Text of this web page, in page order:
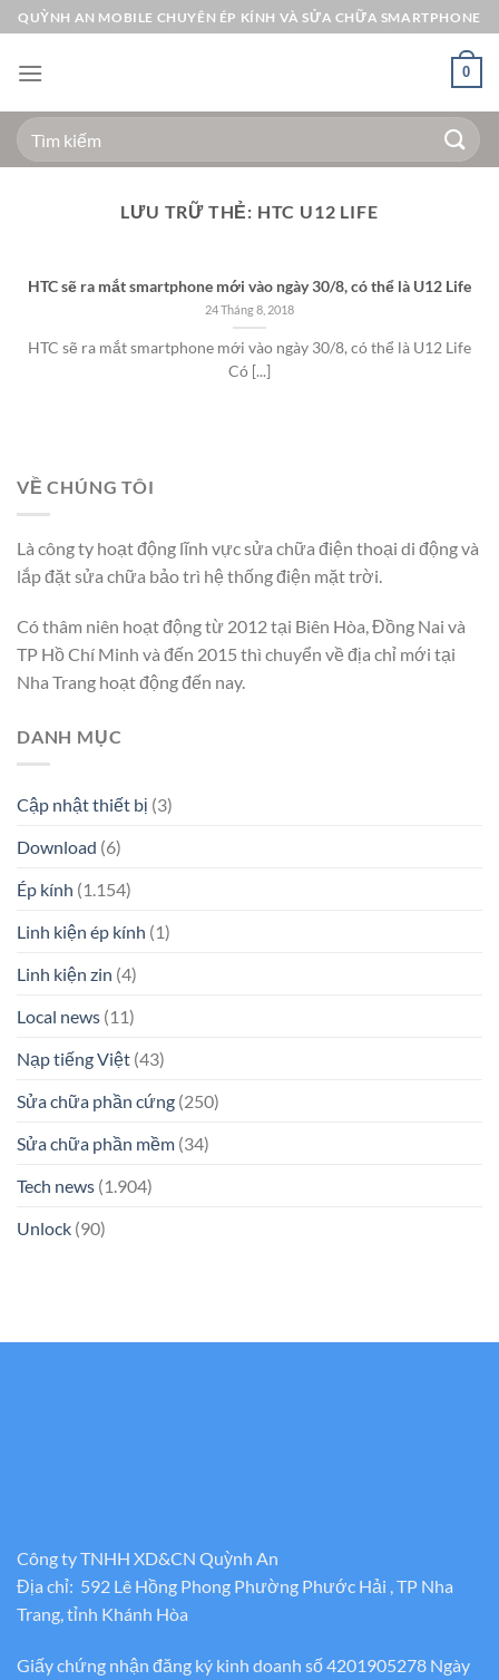
Bỏ
qua
nội
QUỲNH AN MOBILE CHUYÊN ÉP KÍNH VÀ SỬA CHỮA SMARTPHONE
0
Tìm
kiếm:
LƯU TRỮ THẺ: HTC U12 LIFE
HTC sẽ ra mắt smartphone mới vào ngày 30/8, có thể là U12 Life
24 Tháng 8, 2018
HTC sẽ ra mắt smartphone mới vào ngày 30/8, có thể là U12 Life
Có [...]
VỀ CHÚNG TÔI
Là công ty hoạt động lĩnh vực sửa chữa điện thoại di động và
lắp đặt sửa chữa bảo trì hệ thống điện mặt trời.
Có thâm niên hoạt động từ 2012 tại Biên Hòa, Đồng Nai và
TP Hồ Chí Minh và đến 2015 thì chuyển về địa chỉ mới tại
Nha Trang hoạt động đến nay.
DANH MỤC
Cập nhật thiết bị (3)
Download (6)
Ép kính (1.154)
Linh kiện ép kính (1)
Linh kiện zin (4)
Local news (11)
Nạp tiếng Việt (43)
Sửa chữa phần cứng (250)
Sửa chữa phần mềm (34)
Tech news (1.904)
Unlock (90)
Công ty TNHH XD&CN Quỳnh An
Địa chỉ: 592 Lê Hồng Phong Phường Phước Hải , TP Nha
Trang, tỉnh Khánh Hòa
Giấy chứng nhận đăng ký kinh doanh số 4201905278 Ngày